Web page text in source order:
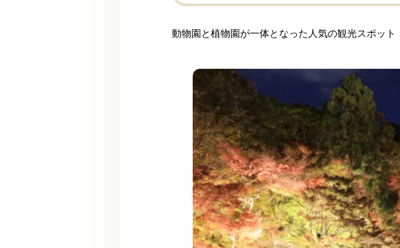
動物園と植物園が一体となった人気の観光スポット